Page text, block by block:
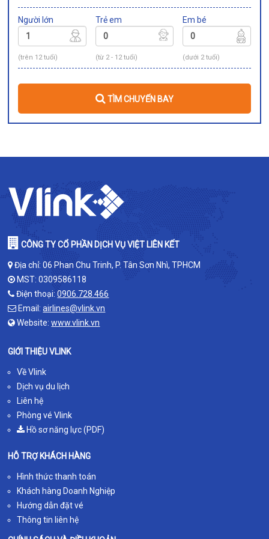
Người lớn
(trên 12 tuổi)
Trẻ em
(từ 2 - 12 tuổi)
Em bé
(dưới 2 tuổi)
TÌM CHUYẾN BAY
CÔNG TY CỔ PHẦN DỊCH VỤ VIỆT LIÊN KẾT
Địa chỉ: 06 Phan Chu Trinh, P. Tân Sơn Nhì, TPHCM
MST: 0309586118
Điện thoại:0906.728.466
Email:airlines@vlink.vn
Website:www.vlink.vn
GIỚI THIỆU VLINK
Về Vlink
Dịch vụ du lịch
Liên hệ
Phòng vé Vlink
Hồ sơ năng lực (PDF)
HỖ TRỢ KHÁCH HÀNG
Hình thức thanh toán
Khách hàng Doanh Nghiệp
Hướng dẫn đặt vé
Thông tin liên hệ